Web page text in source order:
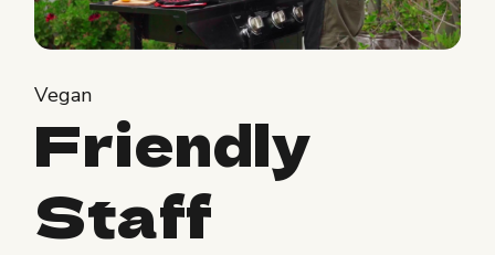
Vegan
Friendly
Staff